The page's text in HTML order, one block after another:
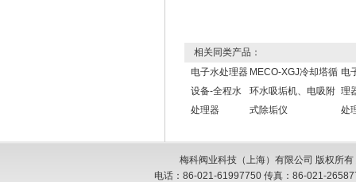
相关同类产品：
电子水处理器
设备-全程水
处理器
MECO-XGJ冷却塔循
环水吸垢机、电吸附
式除垢仪
电
理
处
梅科阀业科技（上海）有限公司 版权所
电话：86-021-61997750 传真：86-021-